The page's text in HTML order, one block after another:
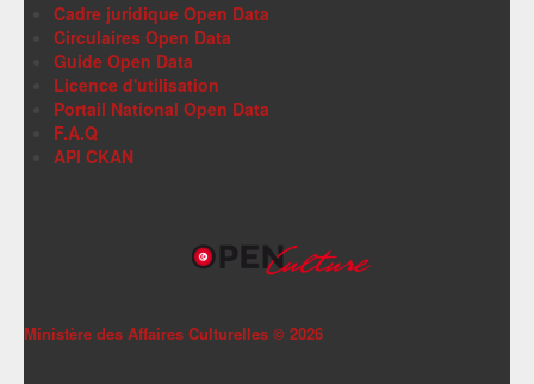
Cadre juridique Open Data
Circulaires Open Data
Guide Open Data
Licence d'utilisation
Portail National Open Data
F.A.Q
API CKAN
Ministère des Affaires Culturelles © 2026